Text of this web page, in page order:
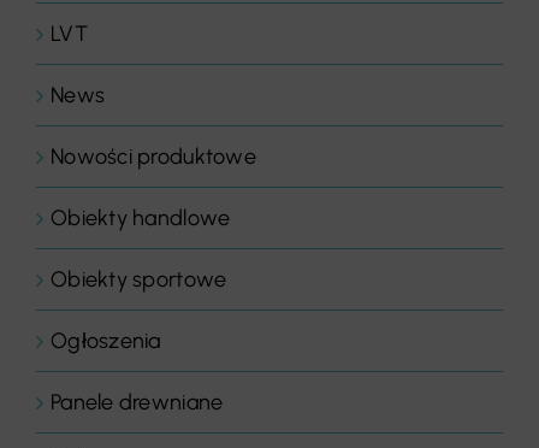
LVT
News
Nowości produktowe
Obiekty handlowe
Obiekty sportowe
Ogłoszenia
Panele drewniane